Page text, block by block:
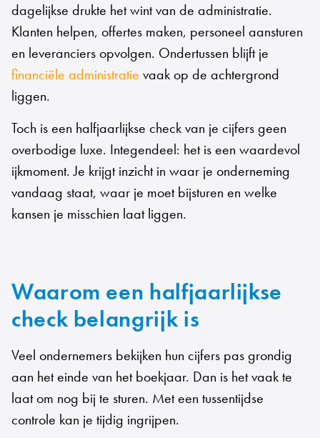
dagelijkse drukte het wint van de administratie.
Klanten helpen, offertes maken, personeel aansturen
en leveranciers opvolgen. Ondertussen blijft je
financiële administratie vaak op de achtergrond
liggen.
Toch is een halfjaarlijkse check van je cijfers geen
overbodige luxe. Integendeel: het is een waardevol
ijkmoment. Je krijgt inzicht in waar je onderneming
vandaag staat, waar je moet bijsturen en welke
kansen je misschien laat liggen.
Waarom een halfjaarlijkse
check belangrijk is
Veel ondernemers bekijken hun cijfers pas grondig
aan het einde van het boekjaar. Dan is het vaak te
laat om nog bij te sturen. Met een tussentijdse
controle kan je tijdig ingrijpen.